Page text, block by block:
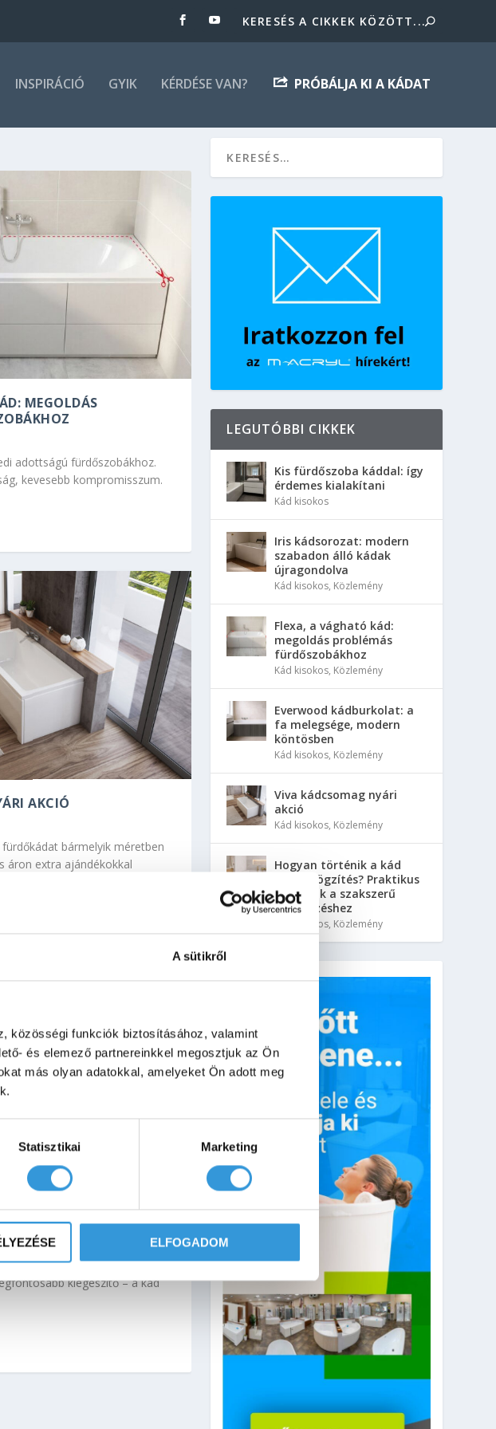
A sütikről
közösségi funkciók biztosításához, valamint
és elemező partnereinkkel megosztjuk az Ön
más olyan adatokkal, amelyeket Ön adott meg
Statisztikai Marketing
ELFOGADOM
INSPIRÁCIÓ GYIK KÉRDÉSE VAN? PRÓBÁLJA KI A KÁDAT
MEGOLDÁS
adottságú fürdőszobákhoz.
kevesebb kompromisszum.
AKCIÓ
bármelyik méretben
áron extra ajándékokkal
HOGYAN TEREMTHETI
is elérhető. Ismerje meg
kiegészítő – a kád
LEGUTÓBBI CIKKEK
Kis fürdőszoba káddal: így
érdemes kialakítani
Kád kisokos
Iris kádsorozat: modern
szabadon álló kádak
újragondolva
Kád kisokos, Közlemény
Flexa, a vágható kád:
megoldás problémás
fürdőszobákhoz
Kád kisokos, Közlemény
Everwood kádburkolat: a
fa melegsége, modern
köntösben
Kád kisokos, Közlemény
Viva kádcsomag nyári
akció
Kád kisokos, Közlemény
Hogyan történik a kád
előlap rögzítés? Praktikus
tanácsok a szakszerű
kivitelezéshez
Kád kisokos, Közlemény